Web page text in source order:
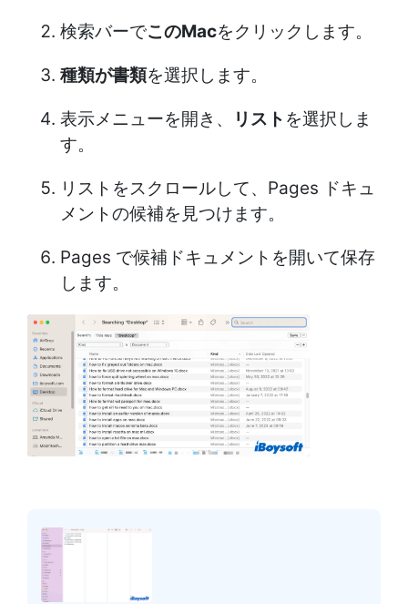
検索バーでこのMacをクリックします。
種類が書類を選択します。
表示メニューを開き、 リスト を選択しま
す。
リストをスクロールして、Pages ドキュ
メントの候補を見つけます。
Pages で候補ドキュメントを開いて保存
します。